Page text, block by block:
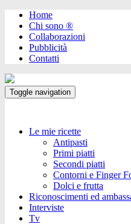
Home
Chi sono ®️
Collaborazioni
Pubblicità
Contatti
Toggle navigation
Le mie ricette
Antipasti
Primi piatti
Secondi piatti
Contorni e Finger
Dolci e frutta
Riconoscimenti ed
Interviste
Tv